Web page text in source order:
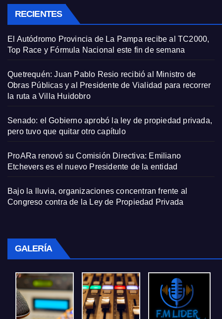
RECIENTES
El Autódromo Provincia de La Pampa recibe al TC2000,
Top Race y Fórmula Nacional este fin de semana
Quetrequén: Juan Pablo Resio recibió al Ministro de
Obras Públicas y al Presidente de Vialidad para recorrer
la ruta a Villa Huidobro
Senado: el Gobierno aprobó la ley de propiedad privada,
pero tuvo que quitar otro capítulo
ProARa renovó su Comisión Directiva: Emiliano
Etchevers es el nuevo Presidente de la entidad
Bajo la lluvia, organizaciones concentran frente al
Congreso contra de la Ley de Propiedad Privada
GALERÍA